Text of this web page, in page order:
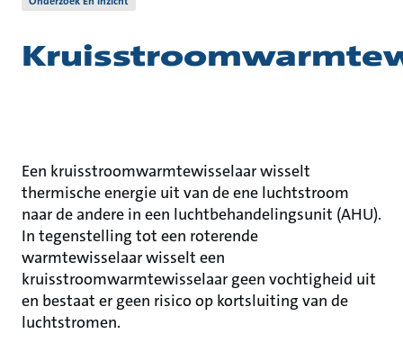
Een kruisstroomwarmtewisselaar wisselt
thermische energie uit van de ene luchtstroom
naar de andere in een luchtbehandelingsunit (AHU).
In tegenstelling tot een roterende
warmtewisselaar wisselt een
kruisstroomwarmtewisselaar geen vochtigheid uit
en bestaat er geen risico op kortsluiting van de
luchtstromen.